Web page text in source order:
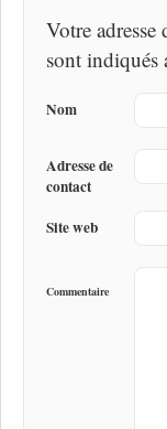
Votre adresse
sont indiqués
Nom
Adresse de
contact
Site web
Commentaire